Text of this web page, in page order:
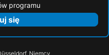
programu
się
Niemcy